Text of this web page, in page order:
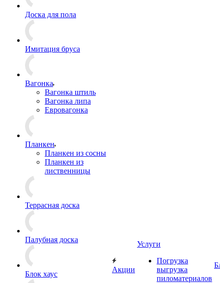
Доска для пола
Имитация бруса
Вагонка
Вагонка штиль
Вагонка липа
Евровагонка
Планкен
Планкен из сосны
Планкен из
лиственницы
Террасная доска
Палубная доска
Блок хаус
Акции
Услуги
Погрузка
выгрузка
пиломатериалов